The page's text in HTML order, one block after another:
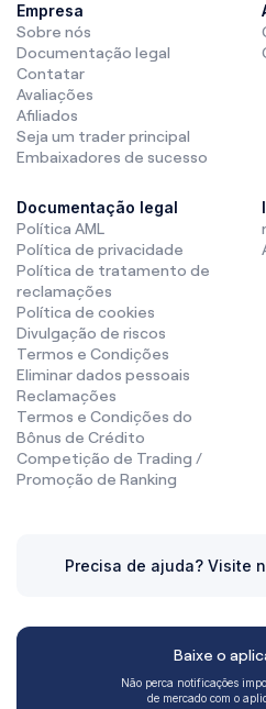
Empresa
Sobre nós
Documentação legal
Contatar
Avaliações
Afiliados
Seja um trader principal
Embaixadores de sucesso
Documentação legal
Política AML
Política de privacidade
Política de tratamento de
reclamações
Política de cookies
Divulgação de riscos
Termos e Condições
Eliminar dados pessoais
Reclamações
Termos e Condições do
Bônus de Crédito
Competição de Trading /
Promoção de Ranking
Precisa de ajuda? Visite
Baixe o
Não perca notificações
de mercado com o